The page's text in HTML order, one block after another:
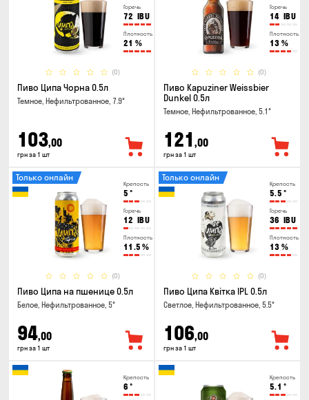
Горечь
72 IBU
Плотность
21 %
(0)
Пиво Ципа Чорна 0.5л
Темное, Нефильтрованное, 7.9°
103,00
грн за 1 шт
Горечь
14 IBU
Плотность
13 %
(0)
Пиво Kapuziner Weissbier
Dunkel 0.5л
Темное, Нефильтрованное, 5.1°
121 ,00
грн за 1 шт
Крепость
5 °
Горечь
12 IBU
Плотность
11.5 %
(0)
Только онлайн
Пиво Ципа на пшенице 0.5л
Белое, Нефильтрованное, 5°
94,00
грн за 1 шт
Крепость
5.5 °
Горечь
36 IBU
Плотность
13 %
(0)
Только онлайн
Пиво Ципа Квітка IPL 0.5л
Светлое, Нефильтрованное, 5.5°
106,00
грн за 1 шт
Крепость
6 °
Крепость
5.1 °